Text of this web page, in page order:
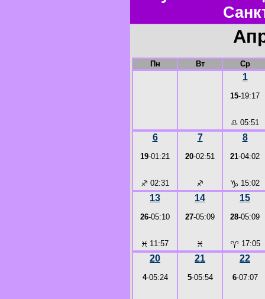
Пн Вт Ср
1
15-19:17
♎ 05:51
6
19-01:21
♐ 02:31
7
20-02:51
♐
8
21-04:02
♑ 15:02
13
26-05:10
♓ 11:57
14
27-05:09
♓
15
28-05:09
♈ 17:05
20
4-05:24
21
5-05:54
22
6-07:07